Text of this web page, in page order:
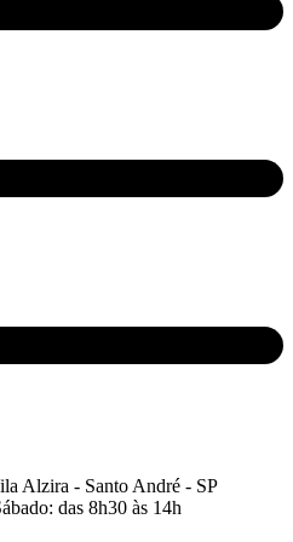
Alzira - Santo André - SP
das 8h30 às 14h